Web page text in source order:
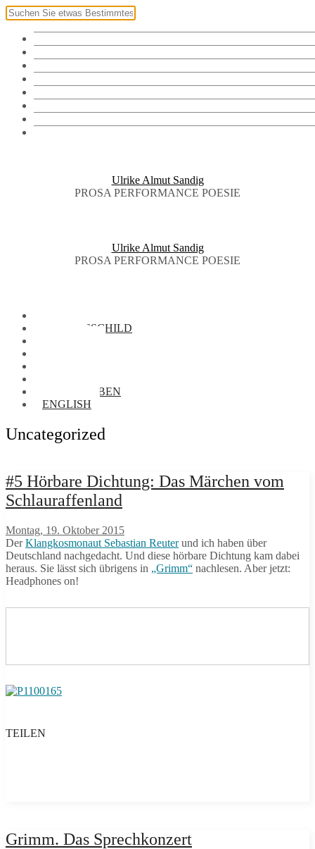
Ulrike Almut Sandig
PROSA PERFORMANCE POESIE
Ulrike Almut Sandig
PROSA PERFORMANCE POESIE
NAMENSSCHILD
BRIEFTAUBEN
ENGLISH
Uncategorized
#5 Hörbare Dichtung: Das Märchen vom
Schlauraffenland
Montag, 19. Oktober 2015
DerKlangkosmonaut Sebastian Reuterund ich haben über
Deutschland nachgedacht. Und diese hörbare Dichtung kam dabei
heraus. Sie lässt sich übrigens in „Grimm“ nachlesen. Aber jetzt:
Headphones on!
TEILEN
Grimm. Das Sprechkonzert